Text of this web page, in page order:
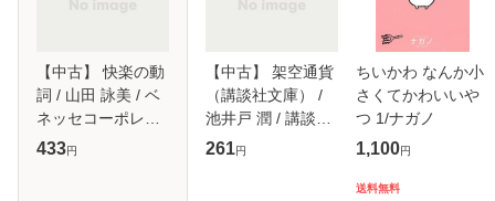
【中古】 快楽の動
詞 / 山田 詠美 / ベ
ネッセコーポレー
ション [単行本]
433円
【中古】 架空通貨
（講談社文庫） /
池井戸 潤 / 講談社
[文庫]【メール便送
261円
ちいかわ なんか小
さくてかわいいや
つ 1/ナガノ
1,100円
送料無料